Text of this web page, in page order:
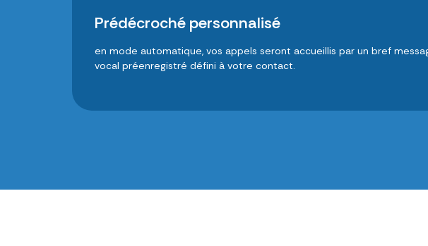
Prédécroché personnalisé
en mode automatique, vos appels seront accueillis par un bref
vocal préenregistré défini à votre contact.